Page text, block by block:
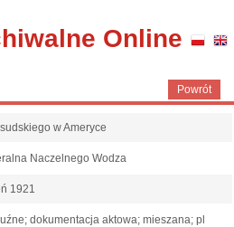
Online
Powrót
w Ameryce
Naczelnego Wodza
1921
dokumentacja aktowa; mieszana; pl